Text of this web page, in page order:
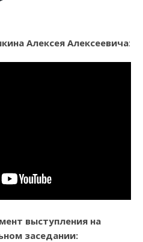
Алексея Алексеевича:
выступления на
заседании: